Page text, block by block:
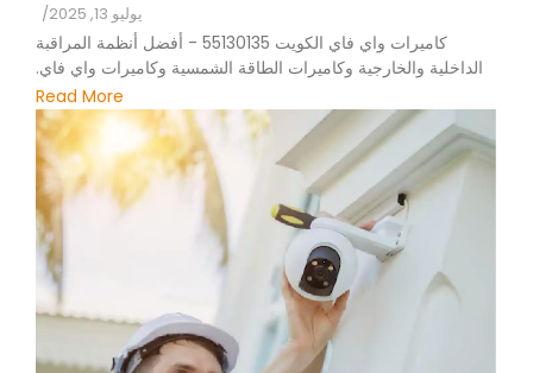
يوليو 13, 2025 /
كاميرات واي فاي الكويت 55130135 - أفضل أنظمة المراقبة
الداخلية والخارجية وكاميرات الطاقة الشمسية وكاميرات واي فاي.
Read More